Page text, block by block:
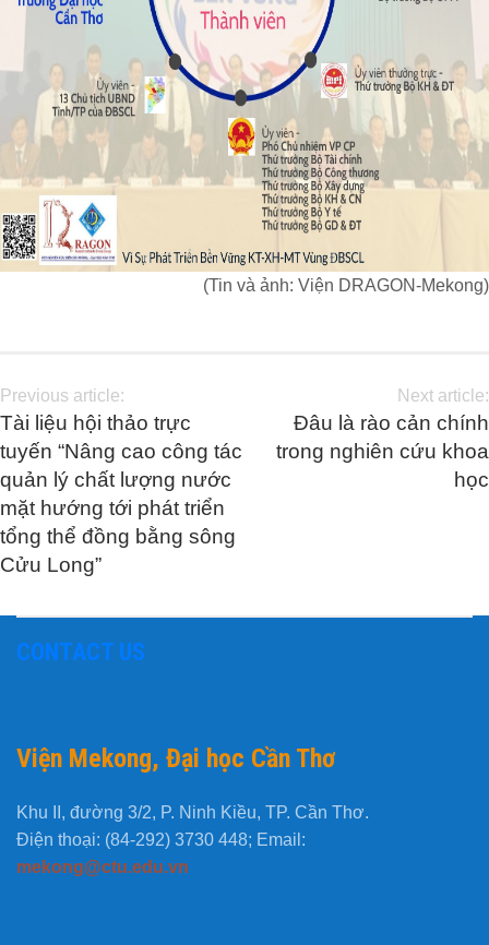
(Tin và ảnh: Viện DRAGON-Mekong)
Previous article:
Tài liệu hội thảo trực
tuyến “Nâng cao công tác
quản lý chất lượng nước
mặt hướng tới phát triển
tổng thể đồng bằng sông
Cửu Long”
Next article:
Đâu là rào cản chính
trong nghiên cứu khoa
học
CONTACT US
Viện Mekong, Đại học Cần Thơ
Khu II, đường 3/2, P. Ninh Kiều, TP. Cần Thơ.
Điện thoại: (84-292) 3730 448; Email:
mekong@ctu.edu.vn